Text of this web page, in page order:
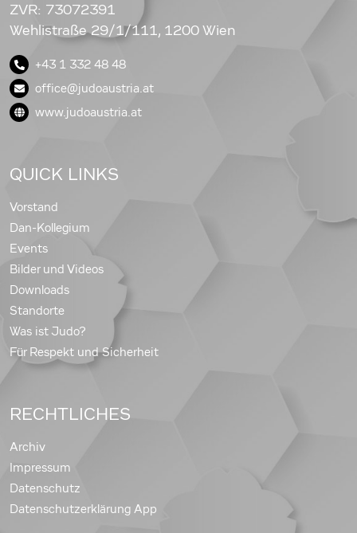
ZVR: 73072391
Wehlistraße 29/1/111, 1200 Wien
+43 1 332 48 48
office@judoaustria.at
www.judoaustria.at
QUICK LINKS
Vorstand
Dan-Kollegium
Events
Bilder und Videos
Downloads
Standorte
Was ist Judo?
Für Respekt und Sicherheit
RECHTLICHES
Archiv
Impressum
Datenschutz
Datenschutzerklärung App